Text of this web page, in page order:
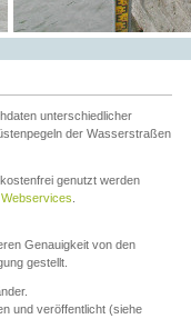
unterschiedlicher
der Wasserstraßen
genutzt werden
Genauigkeit von den
gestellt.
und veröffentlicht (siehe